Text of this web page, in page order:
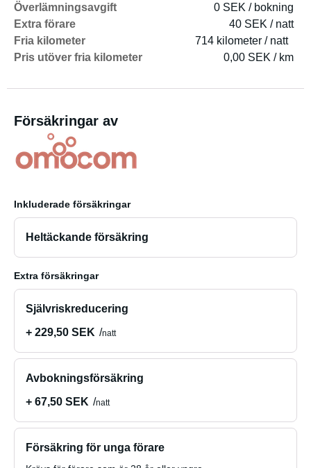
Överlämningsavgift
0 SEK / bokning
Extra förare
40 SEK / natt
Fria kilometer
714 kilometer / natt
Pris utöver fria kilometer
0,00 SEK / km
Försäkringar av
Inkluderade försäkringar
Heltäckande försäkring
Extra försäkringar
Självriskreducering
+ 229,50 SEK
natt
Avbokningsförsäkring
+ 67,50 SEK
natt
Försäkring för unga förare